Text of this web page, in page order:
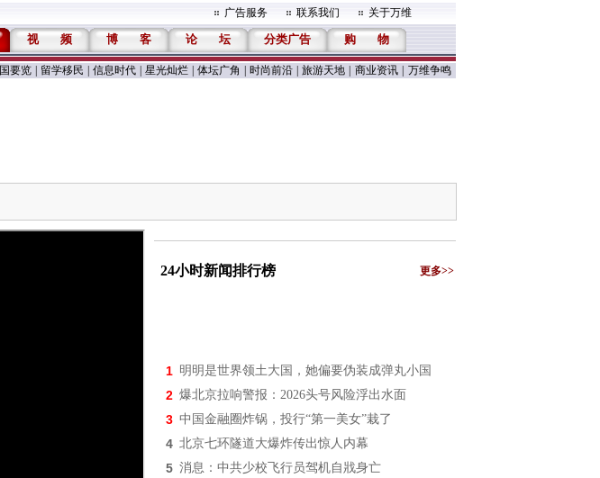
广告服务 联系我们 关于万维
视 频 博 客 论 坛 分类广告 购 物
要览 留学移民 信息时代 星光灿烂 体坛广角 时尚前沿 旅游天地 商业资讯 万维争鸣
24小时新闻排行榜 更多>>
1 明明是世界领土大国，她偏要伪装成弹丸小国
2 爆北京拉响警报：2026头号风险浮出水面
3 中国金融圈炸锅，投行“第一美女”栽了
4 北京七环隧道大爆炸传出惊人内幕
5 消息：中共少校飞行员驾机自戕身亡